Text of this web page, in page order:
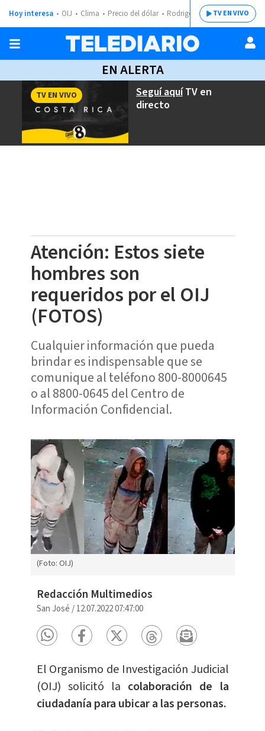
Hoy interesa OIJ Clima Precio del dólar Rodrigo ChavesTV EN VIVO
EN ALERTA
Seguí aquíTV en
directo
TV EN VIVO
Atención: Estos siete
hombres son
requeridos por el OIJ
(FOTOS)
Cualquier información que pueda
brindar es indispensable que se
comunique al teléfono 800-8000645
o al 8800-0645 del Centro de
Información Confidencial.
(Foto: OIJ)
Redacción Multimedios
San José /12.07.2022 07:47:00
El Organismo de Investigación Judicial
(OIJ) solicitó la colaboración de la
ciudadanía para ubicar a las personas.